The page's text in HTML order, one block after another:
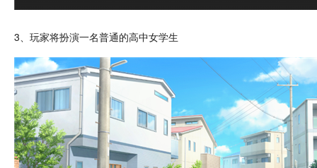
3、玩家将扮演一名普通的高中女学生